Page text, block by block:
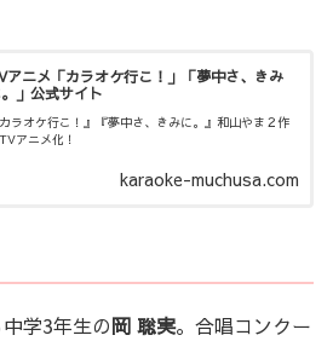
アニメ「カラオケ行こ！」「夢中さ、きみ
。」公式サイト
カラオケ行こ！』『夢中さ、きみに。』和山やま２作
アニメ化！
karaoke-muchusa.com
学3年生の岡 聡実。合唱コンクー